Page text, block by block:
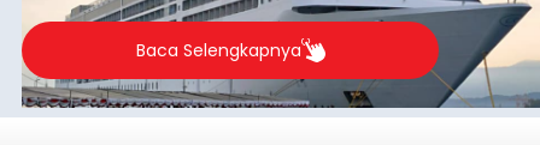
Baca Selengkapnya